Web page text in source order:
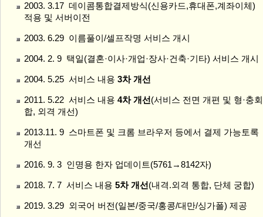
2003. 3.17 데이콤통합결제방식(신용카드,휴대폰,계좌이체)
적용 및 서버이전
2003. 6.29 이름풀이/셀프작명 서비스 개시
2004. 2. 9 택일(결혼·이사·개업·장사·건축·기타) 서비스 개시
2004. 5.25 서비스 내용 3차 개선
2011. 5.22 서비스 내용 4차 개선(서비스 전면 개편 및 형·충회
합, 외격 개선)
2013.11. 9 스마트폰 및 크롬 브라우저 등에서 결제 가능토록
개선
2016. 9. 3 인명용 한자 업데이트(5761→8142자)
2018. 7. 7 서비스 내용 5차 개선(내격.외격 통합, 단체 궁합)
2019. 3.29 외국어 버전(일본/중국/홍콩/대만/싱가폴) 제공